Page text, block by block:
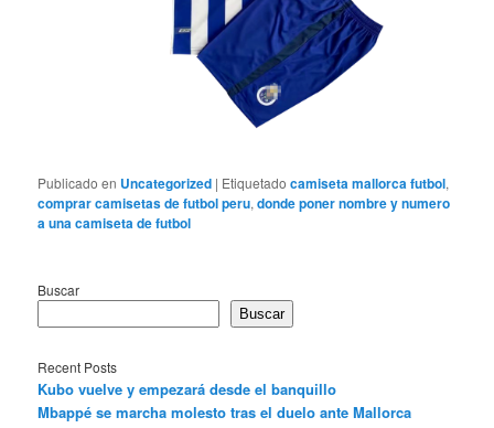
Publicado en Uncategorized | Etiquetado camiseta mallorca futbol,
comprar camisetas de futbol peru,donde poner nombre y numero
a una camiseta de futbol
Buscar
Buscar
Recent Posts
Kubo vuelve y empezará desde el banquillo
Mbappé se marcha molesto tras el duelo ante Mallorca